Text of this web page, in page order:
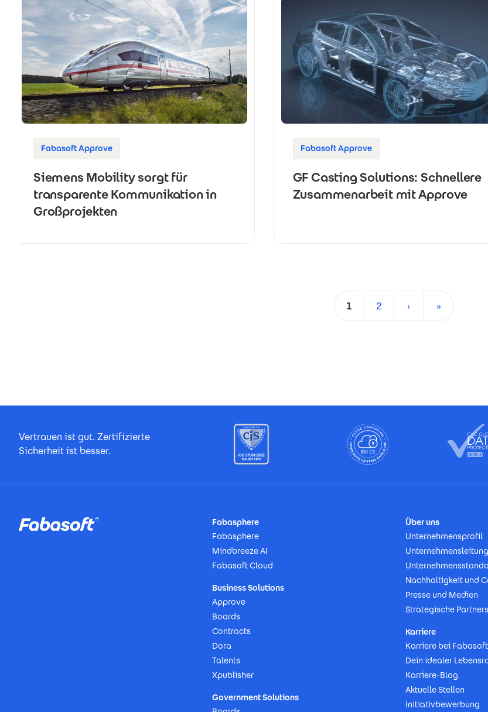
Fabasoft Approve
Siemens Mobility sorgt für
transparente Kommunikation in
Großprojekten
Fabasoft Approve
GF Casting Solutions: Schnellere
Zusammenarbeit mit Approve
Aktuelle Seite
1
Seite
2
Nächste Seite
›
Letzte Seite
»
Vertrauen ist gut. Zertifizierte
Sicherheit ist besser.
Fabasphere
Fabasphere
Mindbreeze AI
Fabasoft Cloud
Business Solutions
Approve
Boards
Contracts
Dora
Talents
Xpublisher
Government Solutions
Über uns
Unternehmensprofil
Unternehmensleitung
Nachhaltigkeit und
Presse und Medien
Strategische
Karriere
Karriere bei Fabasoft
Dein idealer
Karriere-Blog
Aktuelle Stellen
Initiativbewerbung